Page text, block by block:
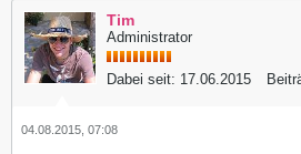
Tim
Administrator
Dabei seit: 17.06.2015
04.08.2015, 07:08